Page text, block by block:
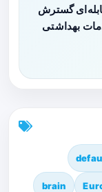
گسترش
بهداشتی
brain